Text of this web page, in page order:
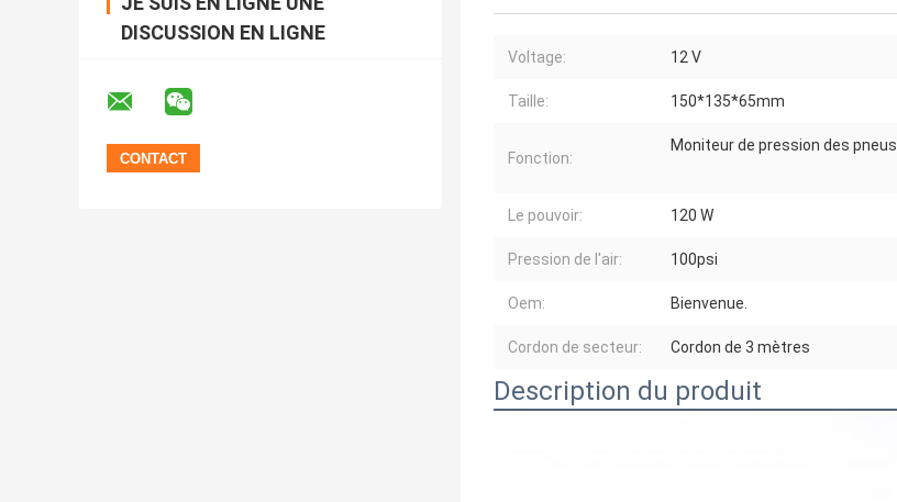
DISCUSSION EN LIGNE
Voltage: 12 V
Taille: 150*135*65mm
Fonction:
Moniteur de pression des pneus
Le pouvoir: 120 W
Pression de l'air: 100psi
Oem: Bienvenue.
Cordon de secteur: Cordon de 3 mètres
Description du produit